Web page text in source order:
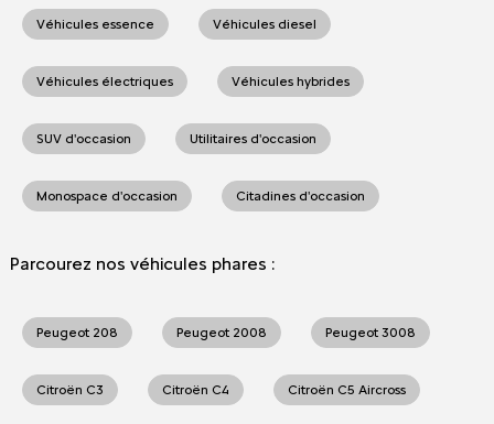
Véhicules essence Véhicules diesel
Véhicules électriques Véhicules hybrides
SUV d'occasion Utilitaires d'occasion
Monospace d'occasion Citadines d'occasion
Parcourez nos véhicules phares :
Peugeot 208 Peugeot 2008 Peugeot 3008
Citroën C3 Citroën C4 Citroën C5 Aircross